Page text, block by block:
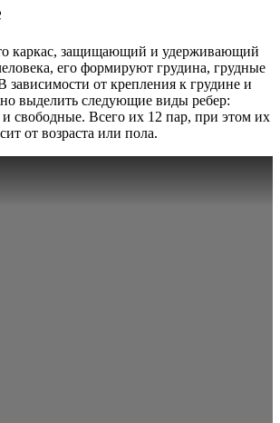
каркас, защищающий и удерживающий
его формируют грудина, грудные
зависимости от крепления к грудине и
выделить следующие виды ребер:
свободные. Всего их 12 пар, при этом их
от возраста или пола.